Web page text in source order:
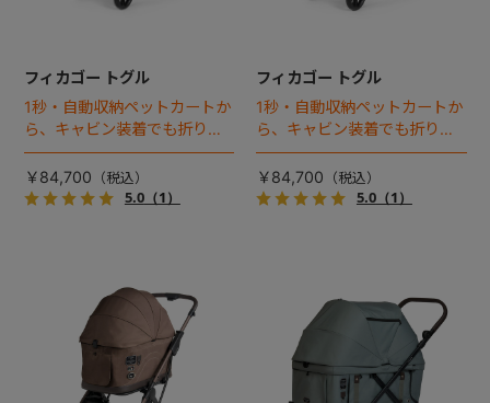
フィカゴー トグル
1秒・自動収納ペットカートか
ら、キャビン装着でも折りた
ためるモデルが登場！
￥84,700
5.0（1）
フィカゴー トグル
1秒・自動収納ペットカートか
ら、キャビン装着でも折りた
ためるモデルが登場！
￥84,700
5.0（1）